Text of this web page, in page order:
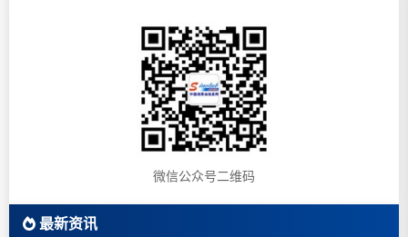
微信公众号二维码
最新资讯